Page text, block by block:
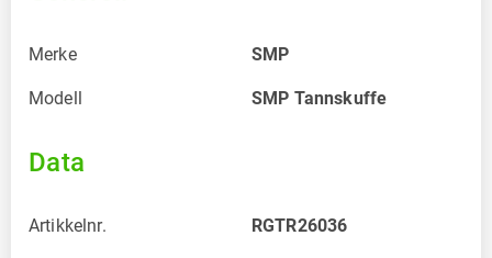
Merke SMP
Modell SMP Tannskuffe
Data
Artikkelnr. RGTR26036